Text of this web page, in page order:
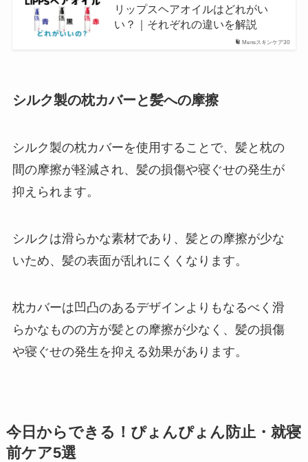
Mensスキンケア30
リップスヘアオイルはどれがい
い？｜それぞれの違いを解説
シルク製の枕カバーと髪への摩擦
シルク製の枕カバーを使用することで、髪と枕の
間の摩擦が軽減され、髪の損傷や寝ぐせの発生が
抑えられます。
シルクは滑らかな素材であり、髪との摩擦が少な
いため、髪の表面が乱れにくくなります。
枕カバーは凹凸のあるデザインよりもなるべく滑
らかなものの方が髪との摩擦が少なく、髪の損傷
や寝ぐせの発生を抑える効果があります。
今日からできる！ぴょんぴょん防止・就寝
前ケア5選